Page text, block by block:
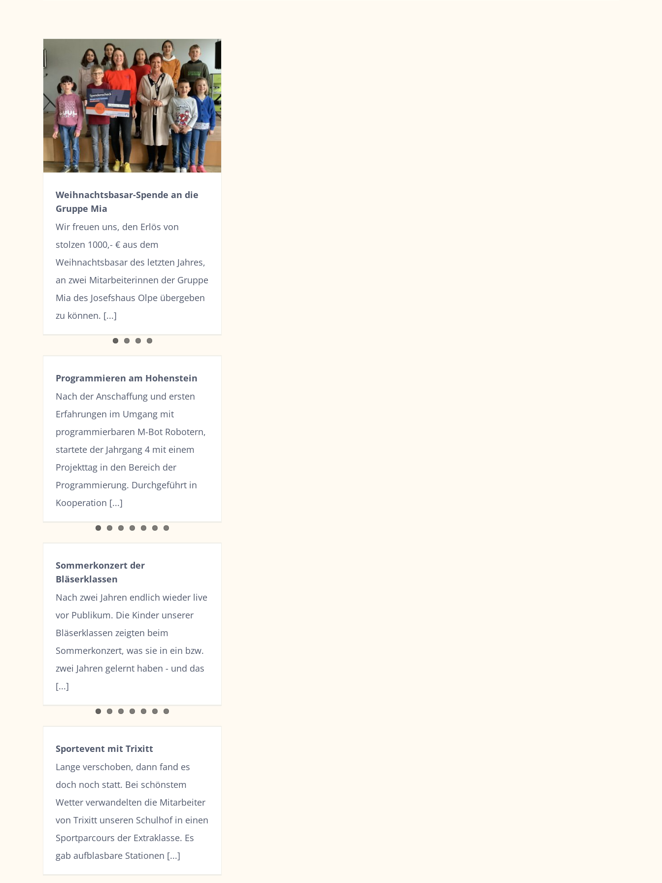
Weihnachtsbasar-Spende an die
Gruppe Mia
Wir freuen uns, den Erlös von
stolzen 1000,- € aus dem
Weihnachtsbasar des letzten Jahres,
an zwei Mitarbeiterinnen der Gruppe
Mia des Josefshaus Olpe übergeben
zu können. [...]
Programmieren am Hohenstein
Nach der Anschaffung und ersten
Erfahrungen im Umgang mit
programmierbaren M-Bot Robotern,
startete der Jahrgang 4 mit einem
Projekttag in den Bereich der
Programmierung. Durchgeführt in
Kooperation [...]
Sommerkonzert der
Bläserklassen
Nach zwei Jahren endlich wieder live
vor Publikum. Die Kinder unserer
Bläserklassen zeigten beim
Sommerkonzert, was sie in ein bzw.
zwei Jahren gelernt haben - und das
[...]
Sportevent mit Trixitt
Lange verschoben, dann fand es
doch noch statt. Bei schönstem
Wetter verwandelten die Mitarbeiter
von Trixitt unseren Schulhof in einen
Sportparcours der Extraklasse. Es
gab aufblasbare Stationen [...]